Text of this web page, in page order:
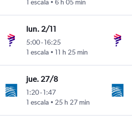
1 escala
6 h 05 min
lun. 2/11
5:00-16:25
1 escala
11 h 25 min
jue. 27/8
1:20-1:47
1 escala
25 h 27 min